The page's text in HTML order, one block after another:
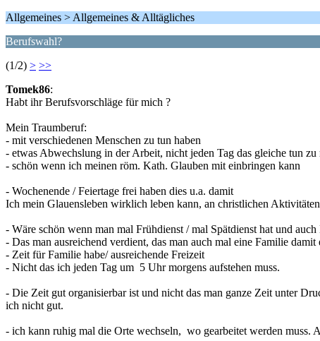
Allgemeines > Allgemeines & Alltägliches
Berufswahl?
(1/2) > >>
Tomek86:
Habt ihr Berufsvorschläge für mich ?
Mein Traumberuf:
- mit verschiedenen Menschen zu tun haben
- etwas Abwechslung in der Arbeit, nicht jeden Tag das gleiche tun zu
- schön wenn ich meinen röm. Kath. Glauben mit einbringen kann
- Wochenende / Feiertage frei haben dies u.a. damit
Ich mein Glauensleben wirklich leben kann, an christlichen
- Wäre schön wenn man mal Frühdienst / mal Spätdienst hat und
- Das man ausreichend verdient, das man auch mal eine Familie
- Zeit für Familie habe/ ausreichende Freizeit
- Nicht das ich jeden Tag um 5 Uhr morgens aufstehen muss.
- Die Zeit gut organisierbar ist und nicht das man ganze Zeit unter
ich nicht gut.
- ich kann ruhig mal die Orte wechseln, wo gearbeitet werden